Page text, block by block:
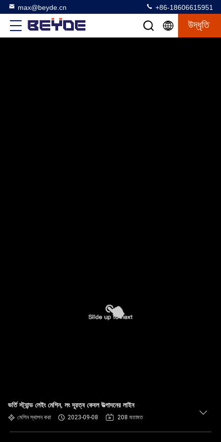
max@beyde.cn +86-18606615951
উদ্ধৃতি
ভর্তি স্ট্যান্ড লেইং মেশিন, লং দূরত্ব কেবল উত্পাদনের লাইন
মেশিন স্থাপন করা 2023-09-08 208 মতামত